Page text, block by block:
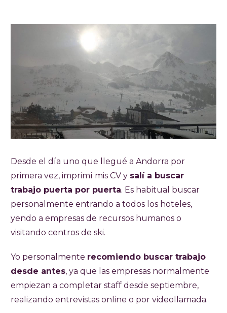
Desde el día uno que llegué a Andorra por
primera vez, imprimí mis CV y salí a buscar
trabajo puerta por puerta. Es habitual buscar
personalmente entrando a todos los hoteles,
yendo a empresas de recursos humanos o
visitando centros de ski.
Yo personalmente recomiendo buscar trabajo
desde antes, ya que las empresas normalmente
empiezan a completar staff desde septiembre,
realizando entrevistas online o por videollamada.